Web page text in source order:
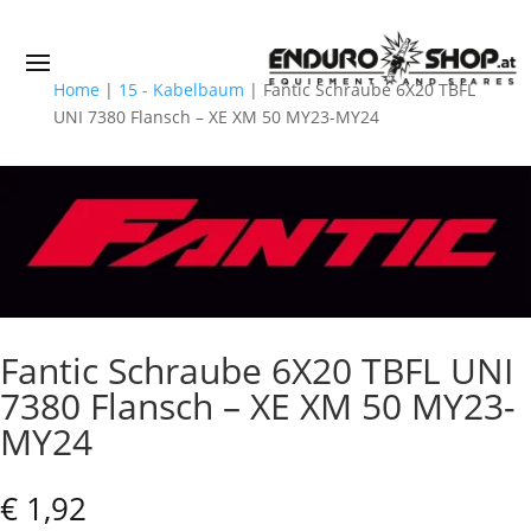
Home | 15 - Kabelbaum | Fantic Schraube 6X20 TBFL
UNI 7380 Flansch – XE XM 50 MY23-MY24
Fantic Schraube 6X20 TBFL UNI
7380 Flansch – XE XM 50 MY23-
MY24
€ 1,92